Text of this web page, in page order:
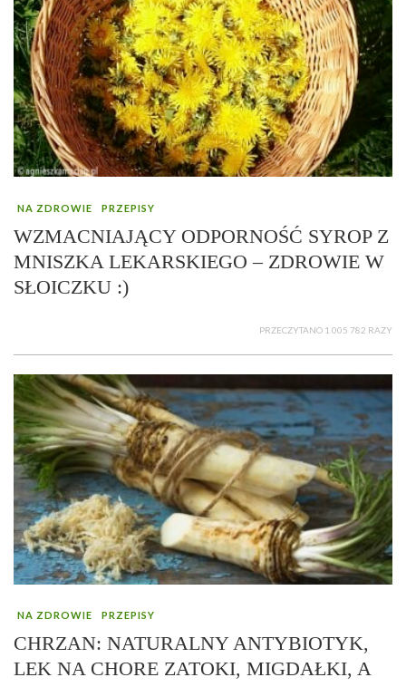
NA ZDROWIE PRZEPISY
WZMACNIAJĄCY ODPORNOŚĆ SYROP Z
MNISZKA LEKARSKIEGO – ZDROWIE W
SŁOICZKU :)
PRZECZYTANO 1 005 782 RAZY
NA ZDROWIE PRZEPISY
CHRZAN: NATURALNY ANTYBIOTYK,
LEK NA CHORE ZATOKI, MIGDAŁKI, A